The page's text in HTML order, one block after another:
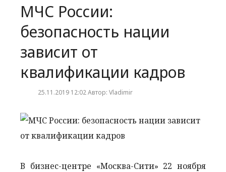
Городские события
МЧС России:
безопасность нации
зависит от
квалификации кадров
25.11.2019 12:02 Автор: Vladimir
В бизнес-центре «Москва-Сити» 22 ноября